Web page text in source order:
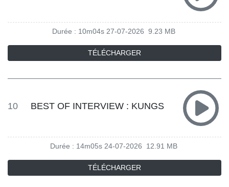
Durée : 10m04s 27-07-2026 9.23 MB
TÉLÉCHARGER
10 BEST OF INTERVIEW : KUNGS
Durée : 14m05s 24-07-2026 12.91 MB
TÉLÉCHARGER